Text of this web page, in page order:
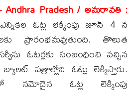
Andhra Pradesh / అమరావతి :
ఓట్ల లెక్కింపు జూన్ 4 న
ప్రారంభమవుతుంది. తొలుత
ఓటర్లకు సంబంధించి వచ్చిన
పత్రాల్లోని ఓట్లు లెక్కిస్తారు.
నమోదైన ఓట్ల లెక్కింపు